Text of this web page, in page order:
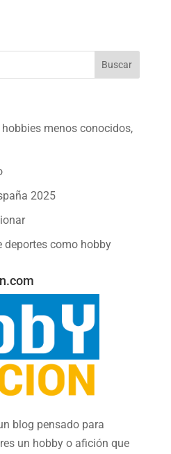
menos conocidos,
2025
deportes como hobby
blog pensado para
un hobby o afición que